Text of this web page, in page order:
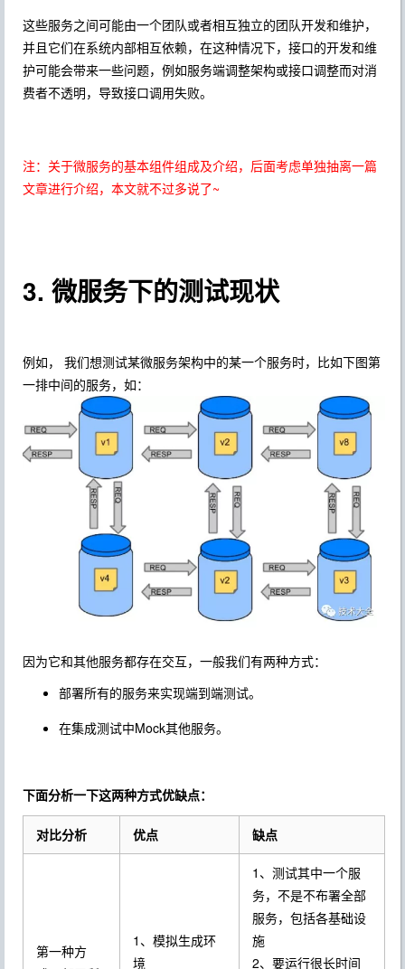
这些服务之间可能由一个团队或者相互独立的团队开发和维护，
并且它们在系统内部相互依赖，在这种情况下，接口的开发和维
护可能会带来一些问题，例如服务端调整架构或接口调整而对消
费者不透明，导致接口调用失败。
注：关于微服务的基本组件组成及介绍，后面考虑单独抽离一篇
文章进行介绍，本文就不过多说了~
3. 微服务下的测试现状
例如， 我们想测试某微服务架构中的某一个服务时，比如下图第
一排中间的服务，如：
因为它和其他服务都存在交互，一般我们有两种方式：
部署所有的服务来实现端到端测试。
在集成测试中Mock其他服务。
下面分析一下这两种方式优缺点：
对比分析 优点 缺点
第一种方
1、模拟生成环
境
1、测试其中一个服
务，不是不布署全部
服务，包括各基础设
施
2、要运行很长时间